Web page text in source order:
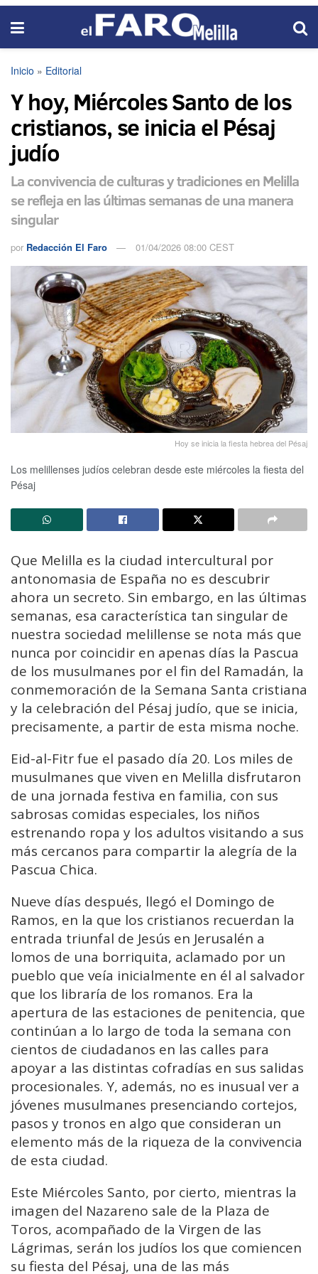
Inicio » Editorial
Y hoy, Miércoles Santo de los
cristianos, se inicia el Pésaj
judío
La convivencia de culturas y tradiciones en Melilla
se refleja en las últimas semanas de una manera
singular
por Redacción El Faro 01/04/2026 08:00 CEST
Hoy se inicia la fiesta hebrea del Pésaj
Los melillenses judíos celebran desde este miércoles la fiesta del
Pésaj
Que Melilla es la ciudad intercultural por
antonomasia de España no es descubrir
ahora un secreto. Sin embargo, en las últimas
semanas, esa característica tan singular de
nuestra sociedad melillense se nota más que
nunca por coincidir en apenas días la Pascua
de los musulmanes por el fin del Ramadán, la
conmemoración de la Semana Santa cristiana
y la celebración del Pésaj judío, que se inicia,
precisamente, a partir de esta misma noche.
Eid-al-Fitr fue el pasado día 20. Los miles de
musulmanes que viven en Melilla disfrutaron
de una jornada festiva en familia, con sus
sabrosas comidas especiales, los niños
estrenando ropa y los adultos visitando a sus
más cercanos para compartir la alegría de la
Pascua Chica.
Nueve días después, llegó el Domingo de
Ramos, en la que los cristianos recuerdan la
entrada triunfal de Jesús en Jerusalén a
lomos de una borriquita, aclamado por un
pueblo que veía inicialmente en él al salvador
que los libraría de los romanos. Era la
apertura de las estaciones de penitencia, que
continúan a lo largo de toda la semana con
cientos de ciudadanos en las calles para
apoyar a las distintas cofradías en sus salidas
procesionales. Y, además, no es inusual ver a
jóvenes musulmanes presenciando cortejos,
pasos y tronos en algo que consideran un
elemento más de la riqueza de la convivencia
de esta ciudad.
Este Miércoles Santo, por cierto, mientras la
imagen del Nazareno sale de la Plaza de
Toros, acompañado de la Virgen de las
Lágrimas, serán los judíos los que comiencen
su fiesta del Pésaj, una de las más